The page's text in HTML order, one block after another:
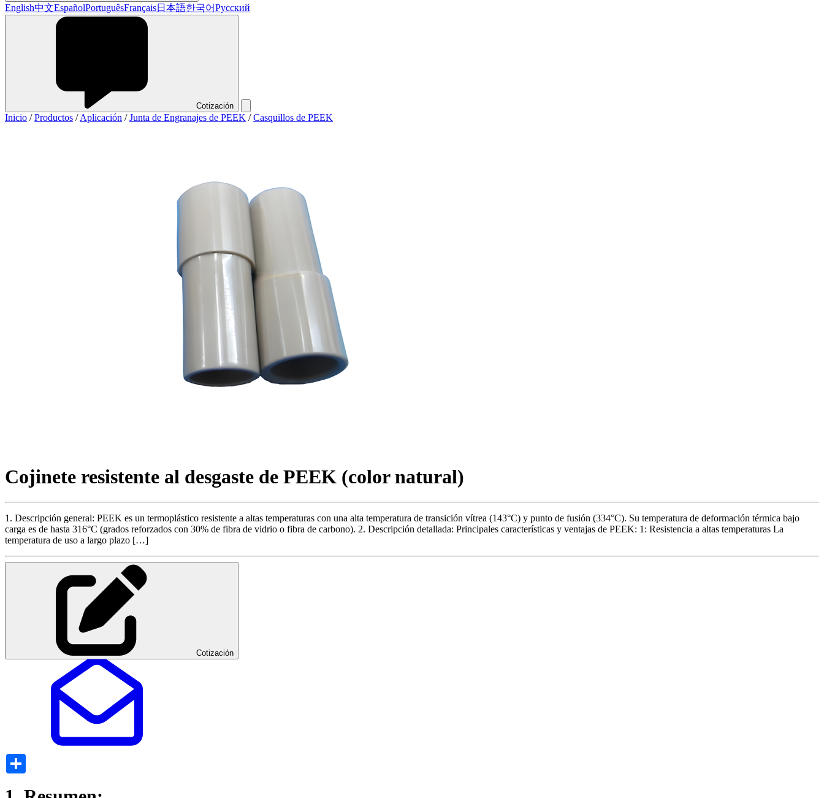
English中文EspañolPortuguêsFrançais日本語한국어Русский
Cotización
Inicio /Productos /Aplicación /Junta de Engranajes de PEEK /Casquillos de PEEK
Cojinete resistente al desgaste de PEEK (color natural)
1. Descripción general: PEEK es un termoplástico resistente a altas temperaturas con una alta temperatura de transición vítrea (143°C) y punto de fusión (334°C). Su temperatura de deformación térmica bajo
carga es de hasta 316°C (grados reforzados con 30% de fibra de vidrio o fibra de carbono). 2. Descripción detallada: Principales características y ventajas de PEEK: 1: Resistencia a altas temperaturas La
temperatura de uso a largo plazo […]
Cotización